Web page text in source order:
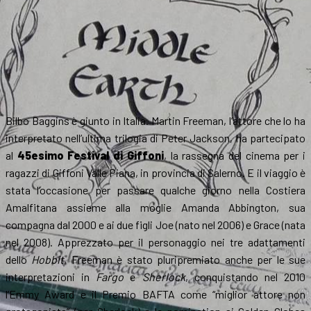
Bilbo Baggins è giunto in Italia. Martin Freeman, l’attore che lo ha
interpretato nell’ultima trilogia di Peter Jackson, ha partecipato
al 45esimo Festival di Giffoni, la rassegna del cinema per i
ragazzi di Giffoni Valle Piana, in provincia di Salerno. E il viaggio è
stata l’occasione per passare qualche giorno nella Costiera
Amalfitana assieme alla moglie Amanda Abbington, sua
compagna dal 2000 e ai due figli Joe (nato nel 2006) e Grace (nata
nel 2008). Apprezzato per il personaggio nei tre adattamenti
delloHobbit, Freeman è stato pluripremiato anche per le sue
interpretazioni in FargoeSherlock, conquistando nel 2010
l’Emmy Award e il Premio BAFTA come “miglior attore non